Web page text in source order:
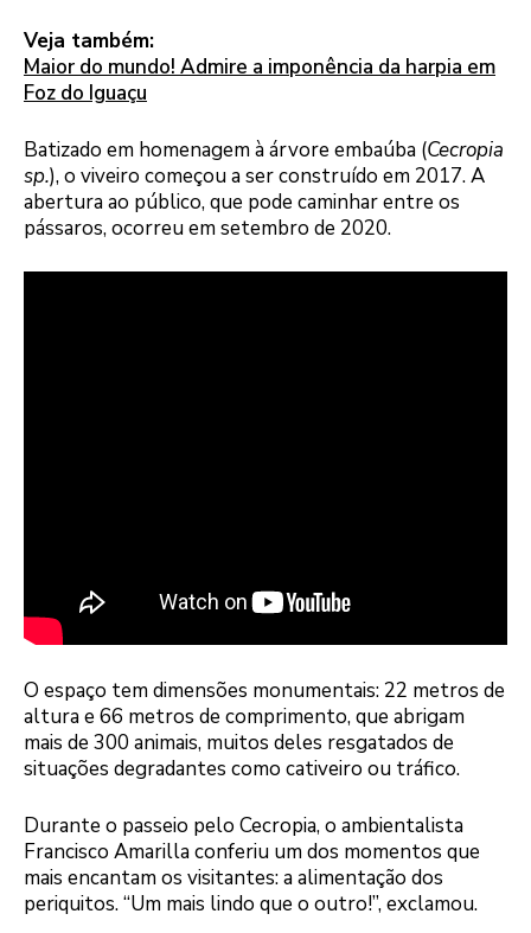
Veja também:
Maior do mundo! Admire a imponência da harpia em
Foz do Iguaçu
Batizado em homenagem à árvore embaúba (Cecropia
sp.), o viveiro começou a ser construído em 2017. A
abertura ao público, que pode caminhar entre os
pássaros, ocorreu em setembro de 2020.
O espaço tem dimensões monumentais: 22 metros de
altura e 66 metros de comprimento, que abrigam
mais de 300 animais, muitos deles resgatados de
situações degradantes como cativeiro ou tráfico.
Durante o passeio pelo Cecropia, o ambientalista
Francisco Amarilla conferiu um dos momentos que
mais encantam os visitantes: a alimentação dos
periquitos. “Um mais lindo que o outro!”, exclamou.